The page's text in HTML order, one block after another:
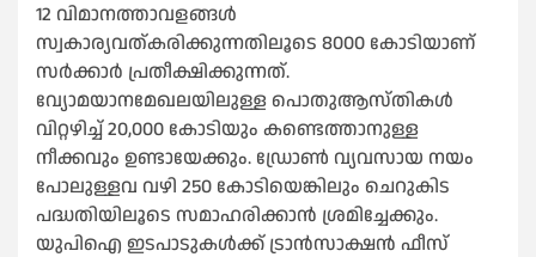
12 വിമാനത്താവളങ്ങള്‍
സ്വകാര്യവത്കരിക്കുന്നതിലൂടെ 8000 കോടിയാണ്
സര്‍ക്കാര്‍ പ്രതീക്ഷിക്കുന്നത്.
വ്യോമയാനമേഖലയിലുള്ള പൊതുആസ്തികള്‍
വിറ്റഴിച്ച്‌ 20,000 കോടിയും കണ്ടെത്താനുള്ള
നീക്കവും ഉണ്ടായേക്കും. ഡ്രോണ്‍ വ്യവസായ നയം
പോലുള്ളവ വഴി 250 കോടിയെങ്കിലും ചെറുകിട
പദ്ധതിയിലൂടെ സമാഹരിക്കാന്‍ ശ്രമിച്ചേക്കും.
യുപിഐ ഇടപാടുകള്‍ക്ക് ട്രാന്‍സാക്ഷന്‍ ഫീസ്